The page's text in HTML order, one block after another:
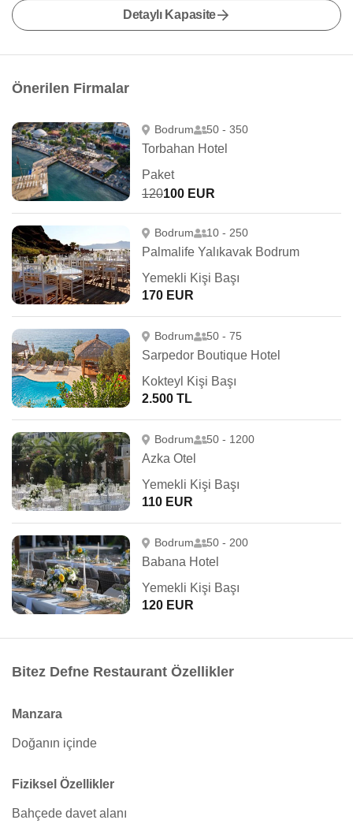
Detaylı Kapasite
Önerilen Firmalar
Bodrum 50 - 350
Torbahan Hotel
Paket
120100 EUR
Bodrum 10 - 250
Palmalife Yalıkavak Bodrum
Yemekli Kişi Başı
170 EUR
Bodrum 50 - 75
Sarpedor Boutique Hotel
Kokteyl Kişi Başı
2.500 TL
Bodrum 50 - 1200
Azka Otel
Yemekli Kişi Başı
110 EUR
Bodrum 50 - 200
Babana Hotel
Yemekli Kişi Başı
120 EUR
Bitez Defne Restaurant Özellikler
Manzara
Doğanın içinde
Fiziksel Özellikler
Bahçede davet alanı